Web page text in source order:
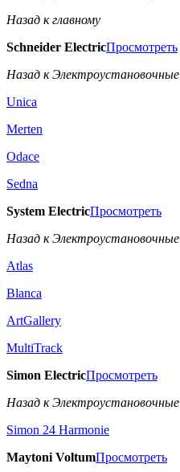
Назад к главному
Schneider ElectricПросмотреть
Назад к Электроустановочные
Unica
Merten
Odace
Sedna
System ElectricПросмотреть
Назад к Электроустановочные
Atlas
Blanca
ArtGallery
MultiTrack
Simon ElectricПросмотреть
Назад к Электроустановочные
Simon 24 Harmonie
Maytoni VoltumПросмотреть